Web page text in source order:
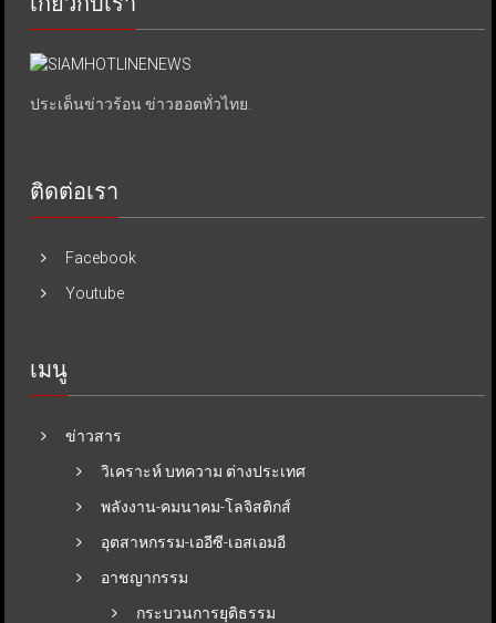
ประเด็นข่าวร้อน ข่าวฮอตทั่วไทย.
ติดต่อเรา
Facebook
Youtube
เมนู
ข่าวสาร
วิเคราะห์ บทความ ต่างประเทศ
พลังงาน-คมนาคม-โลจิสติกส์
อุตสาหกรรม-เออีซี-เอสเอมอี
อาชญากรรม
กระบวนการยุติธรรม